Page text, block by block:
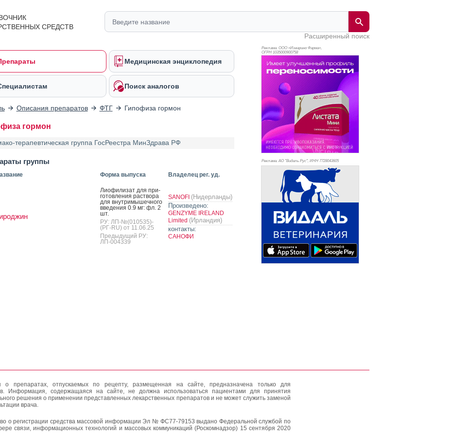
СРЕДСТВ
Расширенный поиск
Медицинская энциклопедия
Поиск аналогов
Описания препаратов ФТГ Гипофиза гормон
гормон
терапевтическая группа ГосРеестра МинЗдрава РФ
группы
Форма выпуска Владелец рег. уд.
Ли­офи­лизат для при­
готов­ле­ния рас­тво­ра
для внут­ри­мышеч­но­го
вве­дения 0.9 мг: фл. 2
шт.
РУ: ЛП-№(010535)-
(РГ-RU) от 11.06.25
Предыдущий РУ:
ЛП-004339
SANOFI (Нидерланды)
Произведено:
GENZYME IRELAND
Limited (Ирландия)
контакты:
САНОФИ
Реклама. ООО «Изварино Фарма»,
ОГРН 1035000900758
Реклама. АО "Видаль Рус", ИНН 7728043605
о препаратах, отпускаемых по рецепту, размещенная на сайте, предназначена только для
Информация, содержащаяся на сайте, не должна использоваться пациентами для принятия
решения о применении представленных лекарственных препаратов и не может служить заменой
врача.
о регистрации средства массовой информации Эл № ФС77-79153 выдано Федеральной службой по
связи, информационных технологий и массовых коммуникаций (Роскомнадзор) 15 сентября 2020